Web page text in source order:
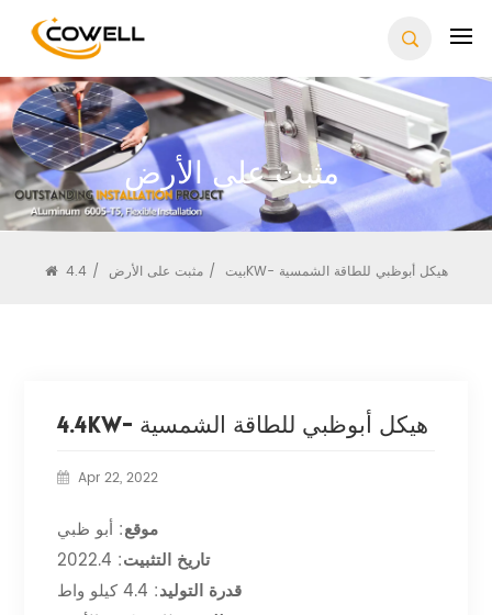
مثبت على الأرض
بيت / مثبت على الأرض / 4.4KW- هيكل أبوظبي للطاقة الشمسية
4.4KW- هيكل أبوظبي للطاقة الشمسية
Apr 22, 2022
موقع: أبو ظبي
تاريخ التثبيت: 2022.4
قدرة التوليد: 4.4 كيلو واط